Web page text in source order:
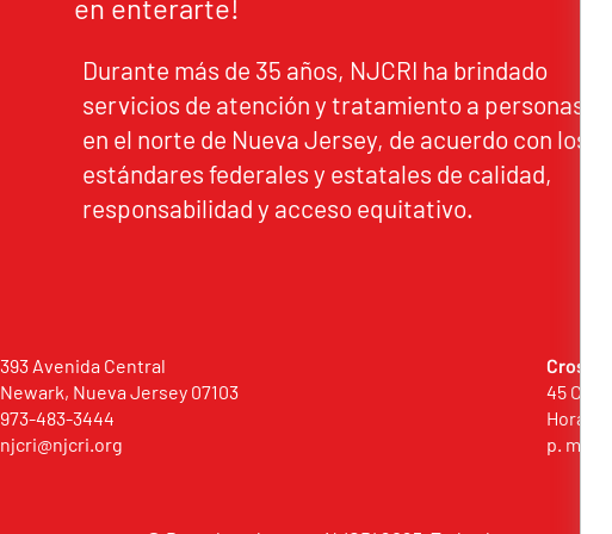
en enterarte!
Durante más de 35 años, NJCRI ha brindado
servicios de atención y tratamiento a personas
en el norte de Nueva Jersey, de acuerdo con los
estándares federales y estatales de calidad,
responsabilidad y acceso equitativo.
393 Avenida Central
Newark, Nueva Jersey 07103
973-483-3444
njcri@njcri.org
45
Horario
p. m.